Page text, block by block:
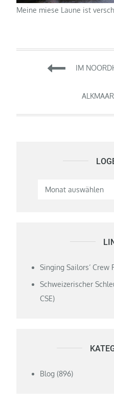
Meine miese Laune ist
IM
ALKMAAR
Singing Sailors‘ Crew
Schweizerischer
CSE)
Blog (896)